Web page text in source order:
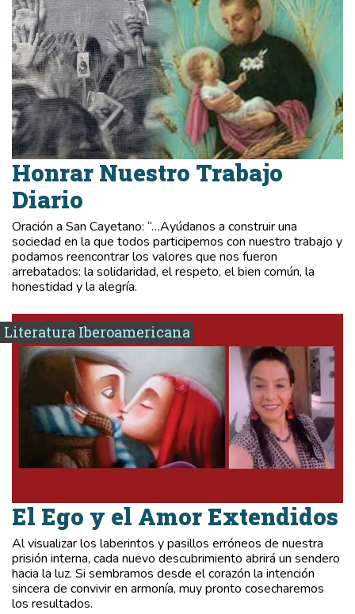
Honrar Nuestro Trabajo
Diario
Oración a San Cayetano: “…Ayúdanos a construir una
sociedad en la que todos participemos con nuestro trabajo y
podamos reencontrar los valores que nos fueron
arrebatados: la solidaridad, el respeto, el bien común, la
honestidad y la alegría.
Literatura Iberoamericana
El Ego y el Amor Extendidos
Al visualizar los laberintos y pasillos erróneos de nuestra
prisión interna, cada nuevo descubrimiento abrirá un sendero
hacia la luz. Si sembramos desde el corazón la intención
sincera de convivir en armonía, muy pronto cosecharemos
los resultados.